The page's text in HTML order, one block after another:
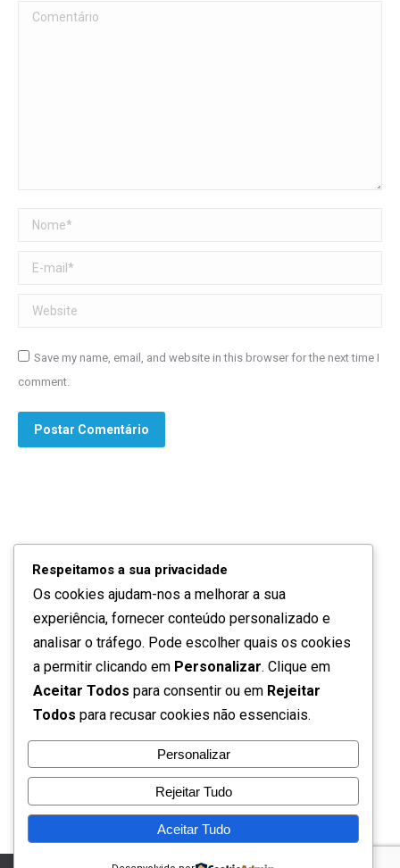
Comentário
Nome *
E-mail *
Website
Save my name, email, and website in this browser for the next time I
comment.
Postar Comentário
Quem somos
Contactos
Termos de utilização
Perguntas frequentes
Respeitamos a sua privacidade
Os cookies ajudam-nos a melhorar a sua
experiência, fornecer conteúdo personalizado e
analisar o tráfego. Pode escolher quais os cookies
a permitir clicando em Personalizar. Clique em
Aceitar Todos para consentir ou em Rejeitar
Todos para recusar cookies não essenciais.
Personalizar
Rejeitar Tudo
Aceitar Tudo